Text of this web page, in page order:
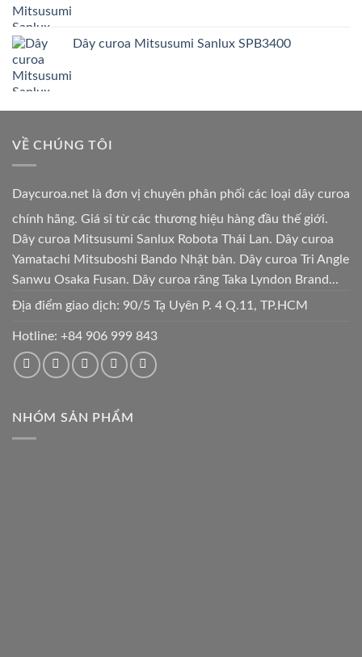
Dây curoa Mitsusumi Sanlux SPB3400
VỀ CHÚNG TÔI
Daycuroa.net là đơn vị chuyên phân phối các loại dây curoa
chính hãng. Giá sỉ từ các thương hiệu hàng đầu thế giới.
Dây curoa Mitsusumi Sanlux Robota Thái Lan. Dây curoa
Yamatachi Mitsuboshi Bando Nhật bản. Dây curoa Tri Angle
Sanwu Osaka Fusan. Dây curoa răng Taka Lyndon Brand...
Địa điểm giao dịch: 90/5 Tạ Uyên P. 4 Q.11, TP.HCM
Hotline: +84 906 999 843
NHÓM SẢN PHẨM